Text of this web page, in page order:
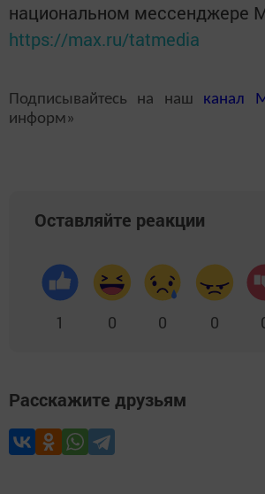
национальном мессенджере
https://max.ru/tatmedia
Подписывайтесь на наш канал
информ»
Оставляйте реакции
1 0 0 0
Расскажите друзьям